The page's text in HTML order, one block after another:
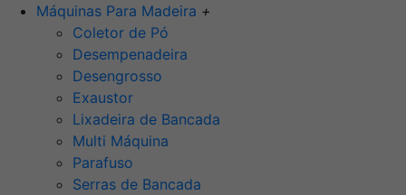
Máquinas Para Madeira +
Coletor de Pó
Desempenadeira
Desengrosso
Exaustor
Lixadeira de Bancada
Multi Máquina
Parafuso
Serras de Bancada